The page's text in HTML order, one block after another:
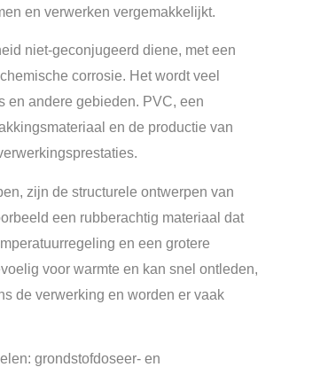
en verwerken vergemakkelijkt.
niet-geconjugeerd diene, met een
corrosie. Het wordt veel
en andere gebieden. PVC, een
en de productie van
zijn de structurele ontwerpen van
een rubberachtig materiaal dat
en een grotere
voor warmte en kan snel ontleden,
de verwerking en worden er vaak
grondstofdoseer- en